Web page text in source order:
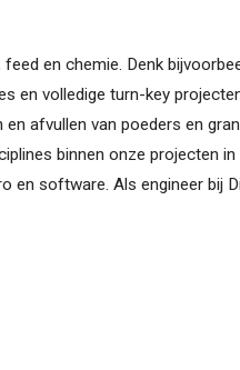
en chemie. Denk
en volledige turn-key
afvullen van poeders en
binnen onze projecten in
en software. Als engineer bij